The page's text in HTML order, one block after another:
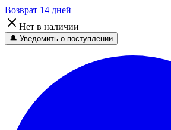
Возврат 14 дней
Нет в наличии
🔔 Уведомить о поступлении